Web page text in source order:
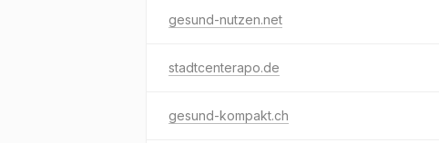
gesund-nutzen.net
stadtcenterapo.de
gesund-kompakt.ch